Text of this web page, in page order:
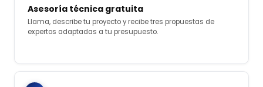
Asesoría técnica gratuita
Llama, describe tu proyecto y recibe tres propuestas de
expertos adaptadas a tu presupuesto.